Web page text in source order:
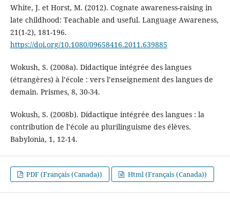
White, J. et Horst, M. (2012). Cognate awareness-raising in
late childhood: Teachable and useful. Language Awareness,
21(1-2), 181-196.
https://doi.org/10.1080/09658416.2011.639885
Wokush, S. (2008a). Didactique intégrée des langues
(étrangères) à l’école : vers l’enseignement des langues de
demain. Prismes, 8, 30-34.
Wokush, S. (2008b). Didactique intégrée des langues : la
contribution de l’école au plurilinguisme des élèves.
Babylonia, 1, 12-14.
PDF (Français (Canada)) Html (Français (Canada))